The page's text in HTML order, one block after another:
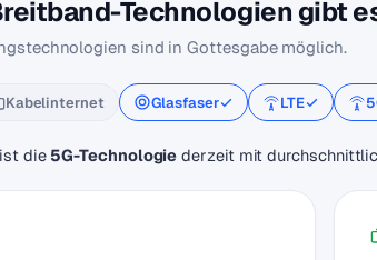
Technologien gibt
sind in Gottesgabe möglich.
Kabelinternet Glasfaser LTE
ist die 5G-Technologie derzeit mit